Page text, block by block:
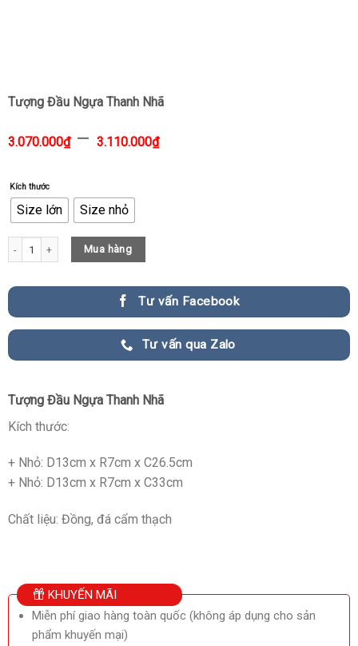
Tượng Đầu Ngựa Thanh Nhã
3.070.000₫– 3.110.000₫
Kích thước
Size lớn Size nhỏ
Tượng Đầu Ngựa Thanh Nhã quantity
Mua hàng
Tư vấn Facebook
Tư vấn qua Zalo
Tượng Đầu Ngựa Thanh Nhã
Kích thước:
+ Nhỏ: D13cm x R7cm x C26.5cm
+ Nhỏ: D13cm x R7cm x C33cm
Chất liệu: Đồng, đá cẩm thạch
KHUYẾN MÃI
Miễn phí giao hàng toàn quốc (không áp dụng cho sản
phẩm khuyến mại)